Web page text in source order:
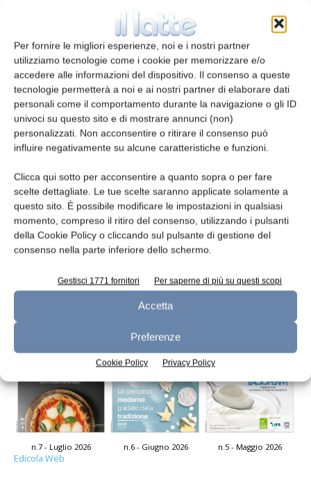
Per fornire le migliori esperienze, noi e i nostri partner
utilizziamo tecnologie come i cookie per memorizzare e/o
accedere alle informazioni del dispositivo. Il consenso a queste
tecnologie permetterà a noi e ai nostri partner di elaborare dati
personali come il comportamento durante la navigazione o gli ID
univoci su questo sito e di mostrare annunci (non)
personalizzati. Non acconsentire o ritirare il consenso può
influire negativamente su alcune caratteristiche e funzioni.
Clicca qui sotto per acconsentire a quanto sopra o per fare
scelte dettagliate. Le tue scelte saranno applicate solamente a
questo sito. È possibile modificare le impostazioni in qualsiasi
momento, compreso il ritiro del consenso, utilizzando i pulsanti
della Cookie Policy o cliccando sul pulsante di gestione del
consenso nella parte inferiore dello schermo.
Gestisci 1771 fornitori Per saperne di più su questi scopi
Accetta
Preferenze
Cookie Policy Privacy Policy
Raffreddamento latte alla stalla
redazione 26 Agosto 2018
Tank coibentati per latte e siero
redazione 1 Settembre 2016
Leggi la rivista
n.7 - Luglio 2026 n.6 - Giugno 2026 n.5 - Maggio 2026
Edicola Web